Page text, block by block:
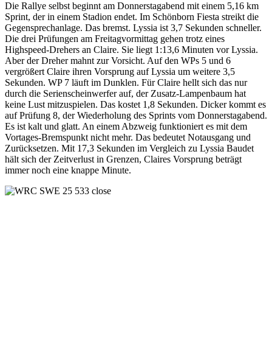
Die Rallye selbst beginnt am Donnerstagabend mit einem 5,16 km
Sprint, der in einem Stadion endet. Im Schönborn Fiesta streikt die
Gegensprechanlage. Das bremst. Lyssia ist 3,7 Sekunden schneller.
Die drei Prüfungen am Freitagvormittag gehen trotz eines
Highspeed-Drehers an Claire. Sie liegt 1:13,6 Minuten vor Lyssia.
Aber der Dreher mahnt zur Vorsicht. Auf den WPs 5 und 6
vergrößert Claire ihren Vorsprung auf Lyssia um weitere 3,5
Sekunden. WP 7 läuft im Dunklen. Für Claire hellt sich das nur
durch die Serienscheinwerfer auf, der Zusatz-Lampenbaum hat
keine Lust mitzuspielen. Das kostet 1,8 Sekunden. Dicker kommt es
auf Prüfung 8, der Wiederholung des Sprints vom Donnerstagabend.
Es ist kalt und glatt. An einem Abzweig funktioniert es mit dem
Vortages-Bremspunkt nicht mehr. Das bedeutet Notausgang und
Zurücksetzen. Mit 17,3 Sekunden im Vergleich zu Lyssia Baudet
hält sich der Zeitverlust in Grenzen, Claires Vorsprung beträgt
immer noch eine knappe Minute.